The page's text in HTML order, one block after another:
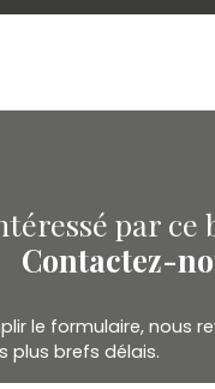
par ce
Contactez-
le formulaire, nous
plus brefs délais.